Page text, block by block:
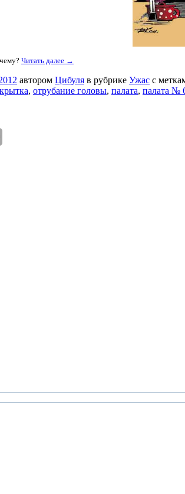
Читать далее →
автором Цибуля в рубрике Ужас с
, отрубание головы, палата, палата №